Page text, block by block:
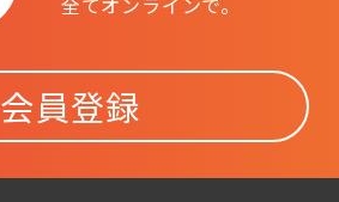
会員登録